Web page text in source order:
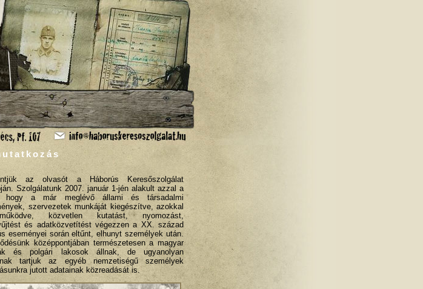
az olvasót a Háborús Keresőszolgálat
Szolgálatunk 2007. január 1-jén alakult azzal a
hogy a már meglévő állami és társadalmi
szervezetek munkáját kiegészítve, azokkal
közvetlen kutatást, nyomozást,
és adatközvetítést végezzen a XX. század
eseményei során eltűnt, elhunyt személyek után.
középpontjában természetesen a magyar
és polgári lakosok állnak, de ugyanolyan
tartjuk az egyéb nemzetiségű személyek
jutott adatainak közreadását is.